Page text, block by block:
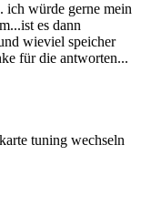
ich würde gerne mein
es dann
wieviel speicher
für die antworten...
tuning wechseln